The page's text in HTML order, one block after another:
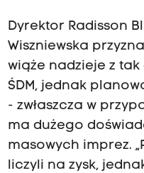
Dyrektor Radisson
Wiszniewska
wiąże nadzieje z
ŚDM, jednak
- zwłaszcza w
ma dużego
masowych imprez.
liczyli na zysk,